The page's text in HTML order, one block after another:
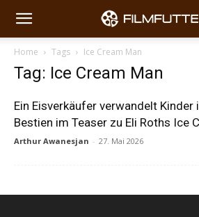
Home Tags Ice Cream Man
Tag: Ice Cream Man
Ein Eisverkäufer verwandelt
Bestien im Teaser zu Eli Roths Ice
Arthur Awanesjan - 27. Mai 2026